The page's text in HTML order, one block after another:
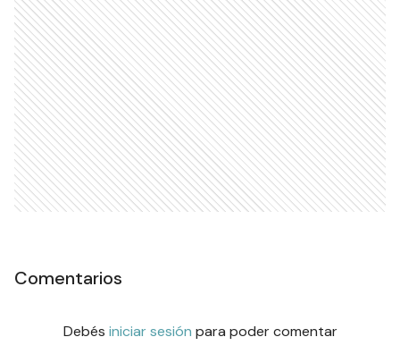
Comentarios
Debés iniciar sesión para poder comentar